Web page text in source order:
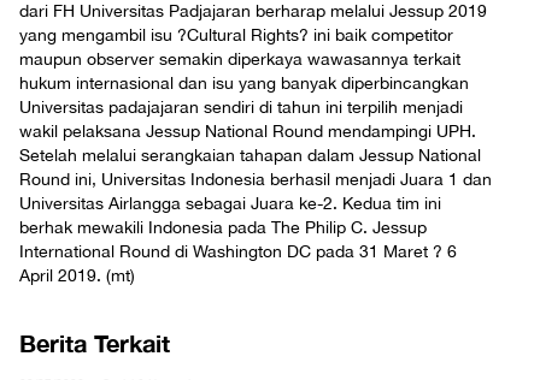
dari FH Universitas Padjajaran berharap melalui Jessup 2019
yang mengambil isu ?Cultural Rights? ini baik competitor
maupun observer semakin diperkaya wawasannya terkait
hukum internasional dan isu yang banyak diperbincangkan
Universitas padajajaran sendiri di tahun ini terpilih menjadi
wakil pelaksana Jessup National Round mendampingi UPH.
Setelah melalui serangkaian tahapan dalam Jessup National
Round ini, Universitas Indonesia berhasil menjadi Juara 1 dan
Universitas Airlangga sebagai Juara ke-2. Kedua tim ini
berhak mewakili Indonesia pada The Philip C. Jessup
International Round di Washington DC pada 31 Maret ? 6
April 2019. (mt)
Berita Terkait